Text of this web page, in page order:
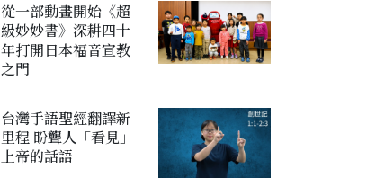
從一部動畫開始《超
級妙妙書》深耕四十
年打開日本福音宣教
之門
台灣手語聖經翻譯新
里程 盼聾人「看見」
上帝的話語